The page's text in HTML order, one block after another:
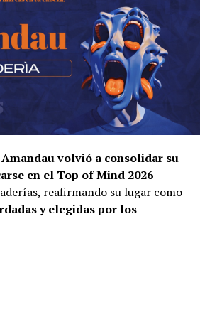
Amandau volvió a consolidar su
en el Top of Mind 2026
reafirmando su lugar como
y elegidas por los